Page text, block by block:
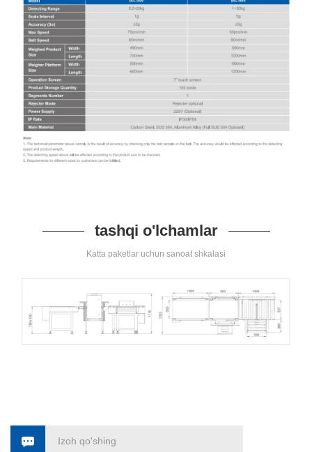
tashqi o'lchamlar
Katta paketlar uchun sanoat shkalasi
Izoh qo'shing